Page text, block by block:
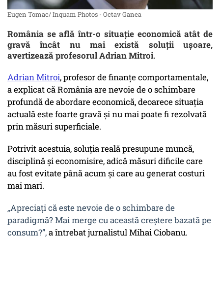
Eugen Tomac/ Inquam Photos - Octav Ganea
România se află într-o situație economică atât de
gravă încât nu mai există soluții ușoare,
avertizează profesorul Adrian Mitroi.
Adrian Mitroi, profesor de finanțe comportamentale,
a explicat că România are nevoie de o schimbare
profundă de abordare economică, deoarece situația
actuală este foarte gravă și nu mai poate fi rezolvată
prin măsuri superficiale.
Potrivit acestuia, soluția reală presupune muncă,
disciplină și economisire, adică măsuri dificile care
au fost evitate până acum și care au generat costuri
mai mari.
„Apreciați că este nevoie de o schimbare de
paradigmă? Mai merge cu această creștere bazată pe
consum?”,a întrebat jurnalistul Mihai Ciobanu.